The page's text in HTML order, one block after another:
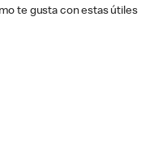
te gusta con estas útiles